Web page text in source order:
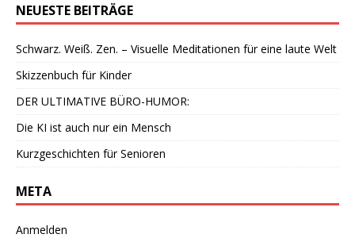
NEUESTE BEITRÄGE
Schwarz. Weiß. Zen. – Visuelle Meditationen für eine laute Welt
Skizzenbuch für Kinder
DER ULTIMATIVE BÜRO-HUMOR:
Die KI ist auch nur ein Mensch
Kurzgeschichten für Senioren
META
Anmelden